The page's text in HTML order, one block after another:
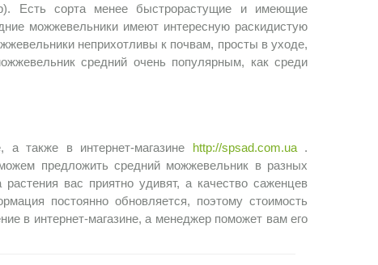
Есть сорта менее быстрорастущие и имеющие
можжевельники имеют интересную раскидистую
неприхотливы к почвам, просты в уходе,
средний очень популярным, как среди
а также в интернет-магазине http://spsad.com.ua.
предложить средний можжевельник в разных
вас приятно удивят, а качество саженцев
постоянно обновляется, поэтому стоимость
в интернет-магазине, а менеджер поможет вам его